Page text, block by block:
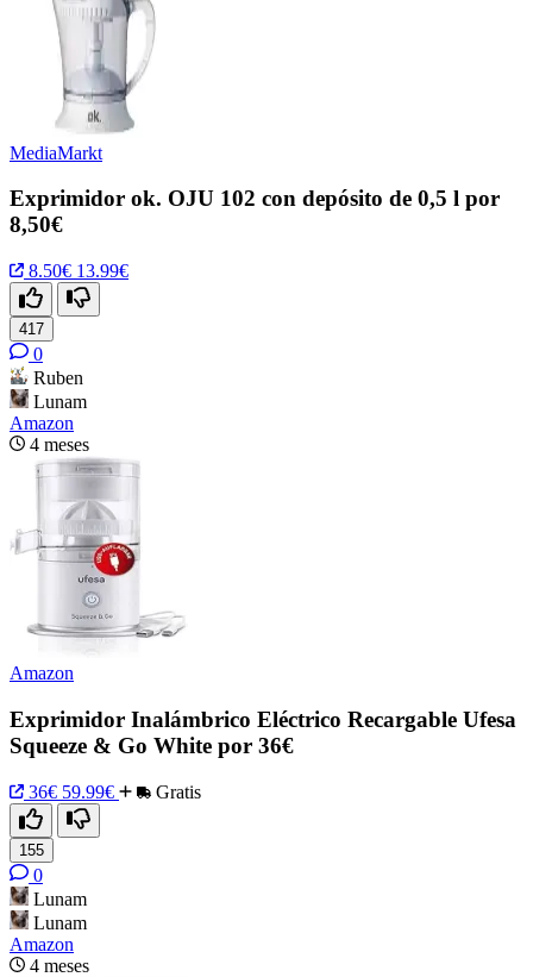
MediaMarkt
Exprimidor ok. OJU 102 con depósito de 0,5 l por
8,50€
8.50€ 13.99€
417
0
Ruben
Lunam
Amazon
4 meses
Amazon
Exprimidor Inalámbrico Eléctrico Recargable Ufesa
Squeeze & Go White por 36€
36€ 59.99€ Gratis
155
0
Lunam
Lunam
Amazon
4 meses